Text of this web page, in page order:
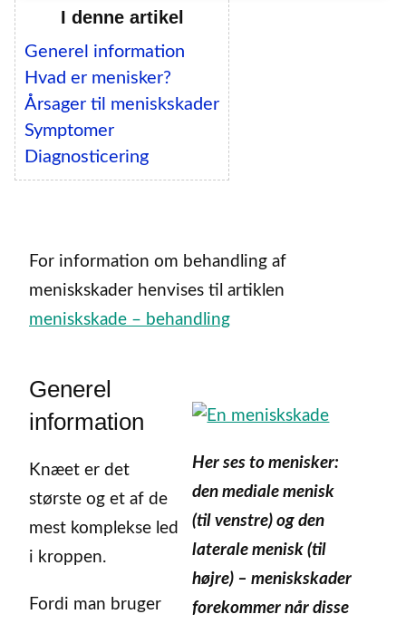
I denne artikel
Generel information
Hvad er menisker?
Årsager til meniskskader
Symptomer
Diagnosticering
For information om behandling af
meniskskader henvises til artiklen
meniskskade – behandling
Generel
information
Knæet er det
største og et af de
mest komplekse led
i kroppen.
Fordi man bruger
Her ses to menisker:
den mediale menisk
(til venstre) og den
laterale menisk (til
højre) – meniskskader
forekommer når disse